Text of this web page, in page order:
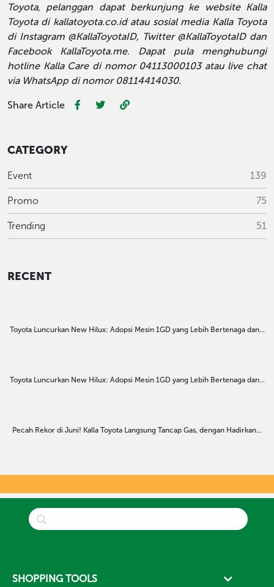
Toyota, pelanggan dapat berkunjung ke website Kalla
Toyota di kallatoyota.co.id atau sosial media Kalla Toyota
di Instagram @KallaToyotaID, Twitter @KallaToyotaID dan
Facebook KallaToyota.me. Dapat pula menghubungi
hotline Kalla Care di nomor 04113000103 atau live chat
via WhatsApp di nomor 08114414030.
Share Article
CATEGORY
Event 139
Promo 75
Trending 51
RECENT
Toyota Luncurkan New Hilux: Adopsi Mesin 1GD yang Lebih Bertenaga dan...
Toyota Luncurkan New Hilux: Adopsi Mesin 1GD yang Lebih Bertenaga dan...
Pecah Rekor di Juni! Kalla Toyota Langsung Tancap Gas, dengan Hadirkan...
SHOPPING TOOLS